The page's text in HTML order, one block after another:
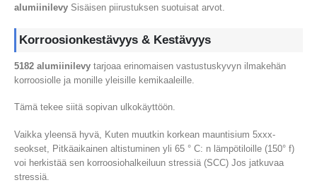
alumiinilevy Sisäisen piirustuksen suotuisat arvot.
Korroosionkestävyys & Kestävyys
5182 alumiinilevy tarjoaa erinomaisen vastustuskyvyn ilmakehän
korroosiolle ja monille yleisille kemikaaleille.
Tämä tekee siitä sopivan ulkokäyttöön.
Vaikka yleensä hyvä, Kuten muutkin korkean mauntisium 5xxx-
seokset, Pitkäaikainen altistuminen yli 65 ° C: n lämpötiloille (150° f)
voi herkistää sen korroosiohalkeiluun stressiä (SCC) Jos jatkuvaa
stressiä.